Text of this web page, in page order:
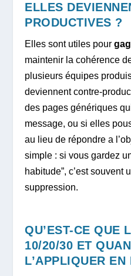
ELLES
PRODUCTIVES ?
Elles sont utiles pour
maintenir la cohérence
plusieurs équipes
deviennent contre-
des pages génériques
message, ou si elles
au lieu de répondre a
simple : si vous gardez
habitude”, c’est souvent
suppression.
QU’EST-CE QUE
10/20/30 ET
L’APPLIQUER EN